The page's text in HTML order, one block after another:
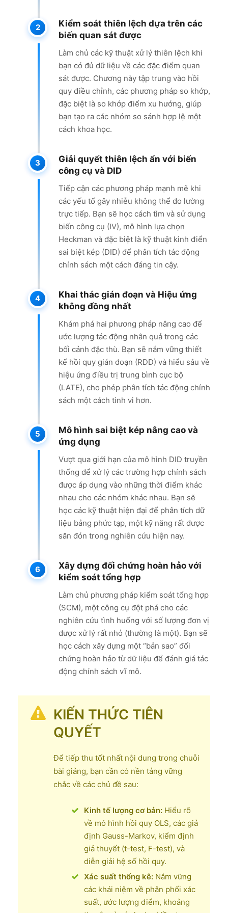
Kiểm soát thiên lệch dựa trên các
biến quan sát được
Làm chủ các kỹ thuật xử lý thiên lệch khi
bạn có đủ dữ liệu về các đặc điểm quan
sát được. Chương này tập trung vào hồi
quy điều chỉnh, các phương pháp so khớp,
đặc biệt là so khớp điểm xu hướng, giúp
bạn tạo ra các nhóm so sánh hợp lệ một
cách khoa học.
Giải quyết thiên lệch ẩn với biến
công cụ và DID
Tiếp cận các phương pháp mạnh mẽ khi
các yếu tố gây nhiễu không thể đo lường
trực tiếp. Bạn sẽ học cách tìm và sử dụng
biến công cụ (IV), mô hình lựa chọn
Heckman và đặc biệt là kỹ thuật kinh điển
sai biệt kép (DID) để phân tích tác động
chính sách một cách đáng tin cậy.
Khai thác gián đoạn và Hiệu ứng
không đồng nhất
Khám phá hai phương pháp nâng cao để
ước lượng tác động nhân quả trong các
bối cảnh đặc thù. Bạn sẽ nắm vững thiết
kế hồi quy gián đoạn (RDD) và hiểu sâu về
hiệu ứng điều trị trung bình cục bộ
(LATE), cho phép phân tích tác động chính
sách một cách tinh vi hơn.
Mô hình sai biệt kép nâng cao và
ứng dụng
Vượt qua giới hạn của mô hình DID truyền
thống để xử lý các trường hợp chính sách
được áp dụng vào những thời điểm khác
nhau cho các nhóm khác nhau. Bạn sẽ
học các kỹ thuật hiện đại để phân tích dữ
liệu bảng phức tạp, một kỹ năng rất được
săn đón trong nghiên cứu hiện nay.
Xây dựng đối chứng hoàn hảo với
kiểm soát tổng hợp
Làm chủ phương pháp kiểm soát tổng hợp
(SCM), một công cụ đột phá cho các
nghiên cứu tình huống với số lượng đơn vị
được xử lý rất nhỏ (thường là một). Bạn sẽ
học cách xây dựng một “bản sao” đối
chứng hoàn hảo từ dữ liệu để đánh giá tác
động chính sách vĩ mô.
KIẾN THỨC TIÊN
QUYẾT
Để tiếp thu tốt nhất nội dung trong chuỗi
bài giảng, bạn cần có nền tảng vững
chắc về các chủ đề sau:
Kinh tế lượng cơ bản: Hiểu rõ
về mô hình hồi quy OLS, các giả
định Gauss-Markov, kiểm định
giả thuyết (t-test, F-test), và
diễn giải hệ số hồi quy.
Xác suất thống kê: Nắm vững
các khái niệm về phân phối xác
suất, ước lượng điểm, khoảng